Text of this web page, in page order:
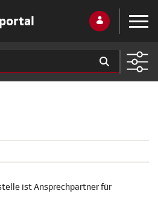
ist Ansprechpartner für